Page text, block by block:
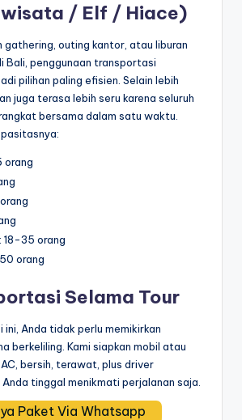
/ Elf / Hiace)
gathering, outing kantor, atau liburan
Bali, penggunaan transportasi
pilihan paling efisien. Selain lebih
juga terasa lebih seru karena seluruh
bersama dalam satu waktu.
orang
18-35 orang
orang
Selama Tour
ini, Anda tidak perlu memikirkan
berkeliling. Kami siapkan mobil atau
bersih, terawat, plus driver
tinggal menikmati perjalanan saja.
Paket Via Whatsapp